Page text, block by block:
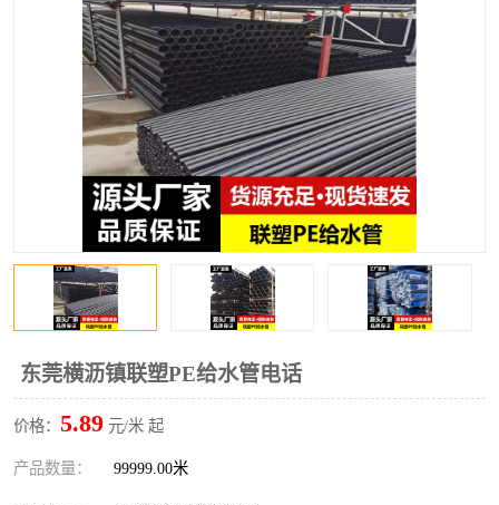
东莞横沥镇联塑PE给水管电话
价格： 5.89 元/米 起
产品数量： 99999.00米
联塑PVC管 联塑PPR管
联塑PE管 联塑家装红蓝线管